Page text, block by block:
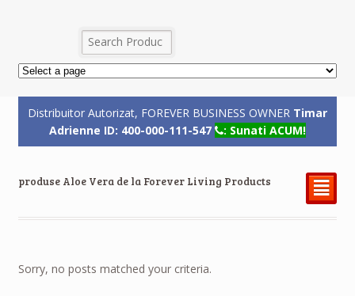
Distribuitor Autorizat, FOREVER BUSINESS OWNER Timar
Adrienne ID: 400-000-111-547
: Sunati ACUM!
produse Aloe Vera de la Forever Living Products ²
Sorry, no posts matched your criteria.